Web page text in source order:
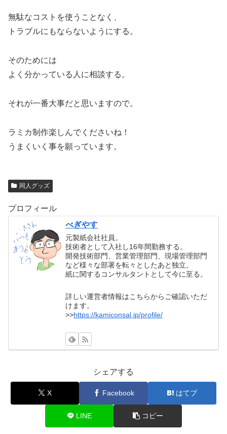
無駄なコストを使うことなく、
トラブルにもならないようにする。
そのためには
よく分かっている人に相談する。
それが一番大事だと思いますので。
ラミカ制作楽しんでくださいね！
うまくいく事を願っています。
同人グッズ
プロフィール
べぎやす
元製紙会社社員。
技術者として入社し16年間勤務する。
開発技術部門、営業管理部門、現場管理部門
など様々な部署を転々としたあと独立。
紙に関するコンサルタントとして今に至る。
詳しい運営者情報はこちらからご確認いただ
けます。
>>https://kamiconsal.jp/profile/
シェアする
X Facebook はてブ
LINE コピー